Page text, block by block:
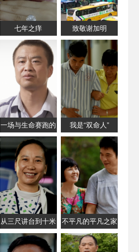
七年之痒 致敬谢加明
一场与生命赛跑的
扑救
我是“双命人”
从三尺讲台到十米
车厢
不平凡的平凡之家